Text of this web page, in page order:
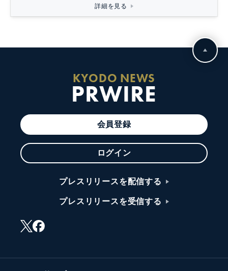
詳細を見る
KYODO NEWS
PRWIRE
会員登録
ログイン
プレスリリースを配信する
プレスリリースを受信する